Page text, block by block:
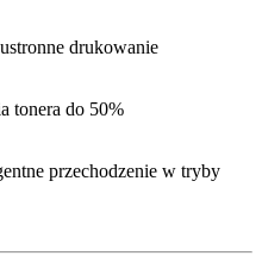
drukowanie
tonera do 50%
przechodzenie w tryby